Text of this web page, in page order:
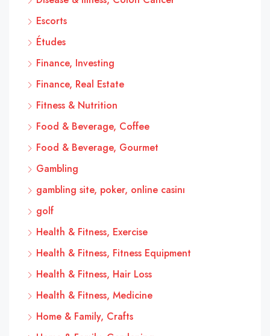
Escorts
Études
Finance, Investing
Finance, Real Estate
Fitness & Nutrition
Food & Beverage, Coffee
Food & Beverage, Gourmet
Gambling
gambling site, poker, online casinı
golf
Health & Fitness, Exercise
Health & Fitness, Fitness Equipment
Health & Fitness, Hair Loss
Health & Fitness, Medicine
Home & Family, Crafts